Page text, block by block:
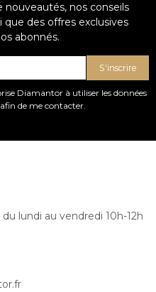
nos conseils
que des offres exclusives
abonnés.
S'inscrire
Diamantor à utiliser les données
de me contacter.
lundi au vendredi 10h-12h